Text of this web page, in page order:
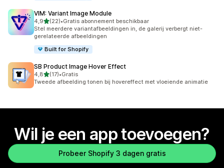
VIM: Variant Image Module
4,9van 5 sterren
(22)
22 recensies in totaal
•Gratis abonnement beschikbaar
Stel meerdere variantafbeeldingen in, de galerij verbergt niet-
gerelateerde afbeeldingen
Built for Shopify
SB Product Image Hover Effect
4,8van 5 sterren
(17)
17 recensies in totaal
•Gratis
Tweede afbeelding tonen bij hovereffect met vloeiende animatie
Wil je een app toevoegen?
Probeer Shopify 3 dagen gratis